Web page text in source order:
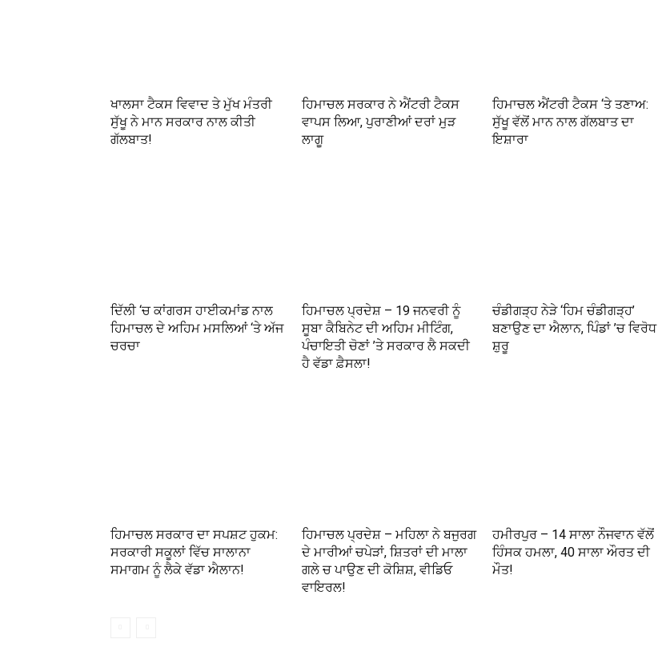
ਖਾਲਸਾ ਟੈਕਸ ਵਿਵਾਦ ਤੇ ਮੁੱਖ ਮੰਤਰੀ
ਸੁੱਖੂ ਨੇ ਮਾਨ ਸਰਕਾਰ ਨਾਲ ਕੀਤੀ
ਗੱਲਬਾਤ!
ਹਿਮਾਚਲ ਸਰਕਾਰ ਨੇ ਐਂਟਰੀ ਟੈਕਸ
ਵਾਪਸ ਲਿਆ, ਪੁਰਾਣੀਆਂ ਦਰਾਂ ਮੁੜ
ਲਾਗੂ
ਹਿਮਾਚਲ ਐਂਟਰੀ ਟੈਕਸ ‘ਤੇ ਤਣਾਅ:
ਸੁੱਖੂ ਵੱਲੋਂ ਮਾਨ ਨਾਲ ਗੱਲਬਾਤ ਦਾ
ਇਸ਼ਾਰਾ
ਦਿੱਲੀ ‘ਚ ਕਾਂਗਰਸ ਹਾਈਕਮਾਂਡ ਨਾਲ
ਹਿਮਾਚਲ ਦੇ ਅਹਿਮ ਮਸਲਿਆਂ ‘ਤੇ ਅੱਜ
ਚਰਚਾ
ਹਿਮਾਚਲ ਪ੍ਰਦੇਸ਼ – 19 ਜਨਵਰੀ ਨੂੰ
ਸੂਬਾ ਕੈਬਿਨੇਟ ਦੀ ਅਹਿਮ ਮੀਟਿੰਗ,
ਪੰਚਾਇਤੀ ਚੋਣਾਂ ’ਤੇ ਸਰਕਾਰ ਲੈ ਸਕਦੀ
ਹੈ ਵੱਡਾ ਫ਼ੈਸਲਾ!
ਚੰਡੀਗੜ੍ਹ ਨੇੜੇ ‘ਹਿਮ ਚੰਡੀਗੜ੍ਹ’
ਬਣਾਉਣ ਦਾ ਐਲਾਨ, ਪਿੰਡਾਂ ’ਚ ਵਿਰੋਧ
ਸ਼ੁਰੂ
ਹਿਮਾਚਲ ਸਰਕਾਰ ਦਾ ਸਪਸ਼ਟ ਹੁਕਮ:
ਸਰਕਾਰੀ ਸਕੂਲਾਂ ਵਿੱਚ ਸਾਲਾਨਾ
ਸਮਾਗਮ ਨੂੰ ਲੈਕੇ ਵੱਡਾ ਐਲਾਨ!
ਹਿਮਾਚਲ ਪ੍ਰਦੇਸ਼ – ਮਹਿਲਾ ਨੇ ਬਜੁਰਗ
ਦੇ ਮਾਰੀਆਂ ਚਪੇੜਾਂ, ਸ਼ਿਤਰਾਂ ਦੀ ਮਾਲਾ
ਗਲੇ ਚ ਪਾਉਣ ਦੀ ਕੋਸ਼ਿਸ਼, ਵੀਡਿਓ
ਵਾਇਰਲ!
ਹਮੀਰਪੁਰ – 14 ਸਾਲਾ ਨੌਜਵਾਨ ਵੱਲੋਂ
ਹਿੰਸਕ ਹਮਲਾ, 40 ਸਾਲਾ ਔਰਤ ਦੀ
ਮੌਤ!